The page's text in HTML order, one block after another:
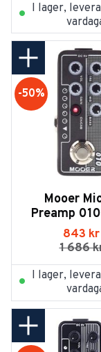
I lager,
Mooer
Preamp
Stones
843 kr
1 686
50%
I lager,